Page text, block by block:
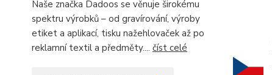
Naše značka Dadoos se věnuje širokému
spektru výrobků – od gravírování, výroby
etiket a aplikací, tisku nažehlovaček až po
reklamní textil a předměty.... číst celé